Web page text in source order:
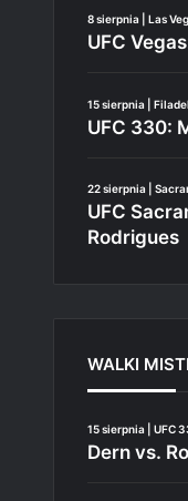
8 sierpnia | Las
UFC
15 sierpnia |
UFC 330:
22 sierpnia |
UFC
Rodrigues
WALKI
15 sierpnia | UFC
Dern vs.